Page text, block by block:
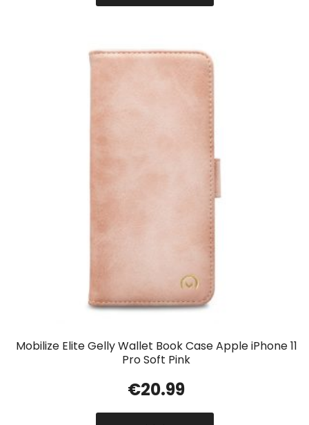
Mobilize Elite Gelly Wallet Book Case Apple iPhone 11
Pro Soft Pink
€20.99